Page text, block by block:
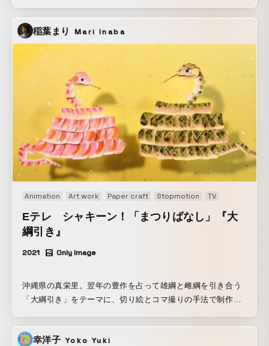
稲葉まり Mari Inaba
Animation Art work Paper craft Stopmotion TV
Eテレ シャキーン！「まつりばなし」『大
綱引き』
2021 Only Image
沖縄県の真栄里。翌年の豊作を占って雄綱と雌綱を引き合う
「大綱引き」をテーマに、切り絵とコマ撮りの手法で制作さ
幸洋子 Yoko Yuki